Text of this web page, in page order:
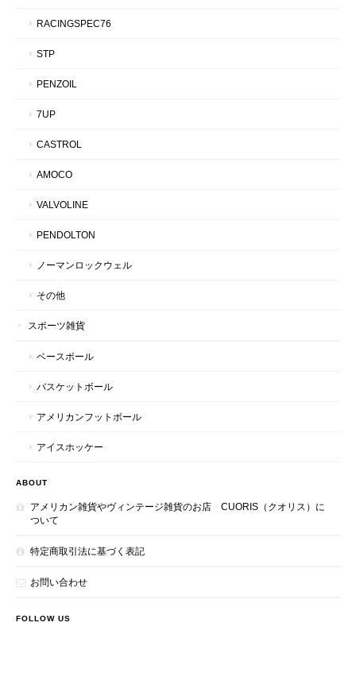
RACINGSPEC76
STP
PENZOIL
7UP
CASTROL
AMOCO
VALVOLINE
PENDOLTON
ノーマンロックウェル
その他
スポーツ雑貨
ベースボール
バスケットボール
アメリカンフットボール
アイスホッケー
ABOUT
アメリカン雑貨やヴィンテージ雑貨のお店 CUORIS（クオリス）に
ついて
特定商取引法に基づく表記
お問い合わせ
FOLLOW US